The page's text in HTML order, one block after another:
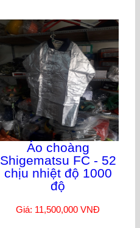
Áo choàng
Shigematsu FC - 52
chịu nhiệt độ 1000
độ
Giá: 11,500,000 VNĐ